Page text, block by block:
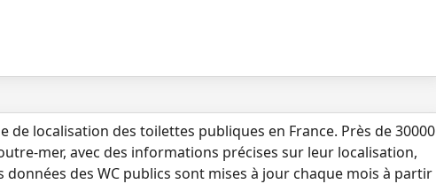
localisation des toilettes publiques en France. Près de 30000
mer, avec des informations précises sur leur localisation,
des WC publics sont mises à jour chaque mois à partir